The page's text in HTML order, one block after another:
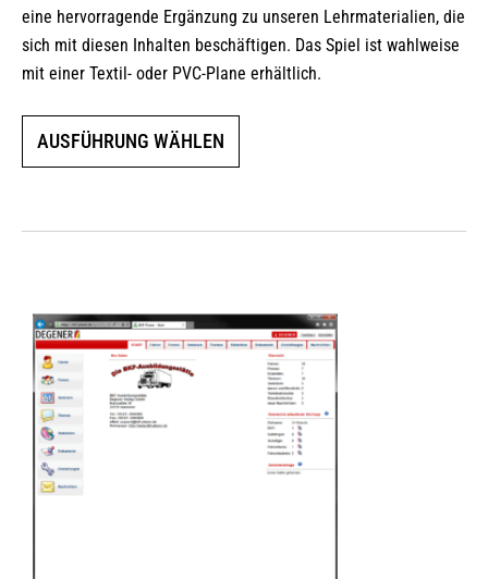
eine hervorragende Ergänzung zu unseren Lehrmaterialien, die
sich mit diesen Inhalten beschäftigen. Das Spiel ist wahlweise
mit einer Textil- oder PVC-Plane erhältlich.
AUSFÜHRUNG WÄHLEN
Optionen
können
Produktseite
gewählt